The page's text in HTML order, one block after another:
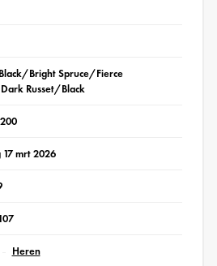
Bright Spruce/Fierce
Russet/Black
17 mrt 2026
Heren